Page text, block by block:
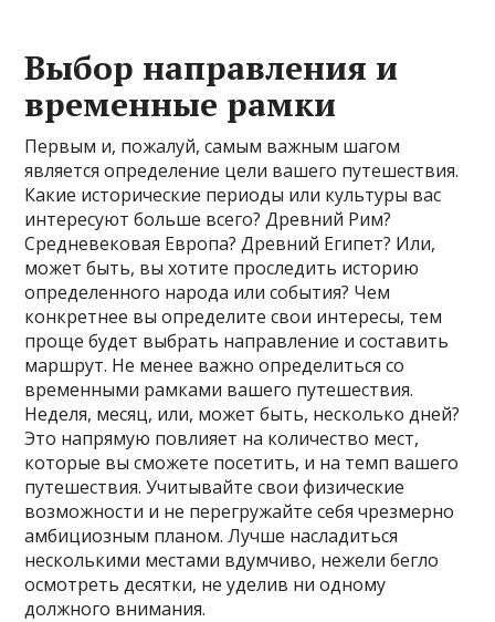
Выбор направления и
временные рамки
Первым и, пожалуй, самым важным шагом
является определение цели вашего путешествия.
Какие исторические периоды или культуры вас
интересуют больше всего? Древний Рим?
Средневековая Европа? Древний Египет? Или,
может быть, вы хотите проследить историю
определенного народа или события? Чем
конкретнее вы определите свои интересы, тем
проще будет выбрать направление и составить
маршрут. Не менее важно определиться со
временными рамками вашего путешествия.
Неделя, месяц, или, может быть, несколько дней?
Это напрямую повлияет на количество мест,
которые вы сможете посетить, и на темп вашего
путешествия. Учитывайте свои физические
возможности и не перегружайте себя чрезмерно
амбициозным планом. Лучше насладиться
несколькими местами вдумчиво, нежели бегло
осмотреть десятки, не уделив ни одному
должного внимания.